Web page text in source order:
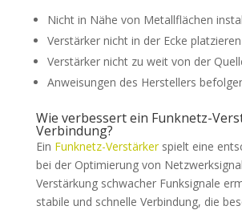
Nicht in Nähe von Metallflächen
Verstärker nicht in der Ecke platzieren
Verstärker nicht zu weit von der
Anweisungen des Herstellers
Wie verbessert ein Funknetz-
Verbindung?
Ein Funknetz-Verstärkerspielt eine
bei der Optimierung von
Verstärkung schwacher Funksignale
stabile und schnelle Verbindung, die